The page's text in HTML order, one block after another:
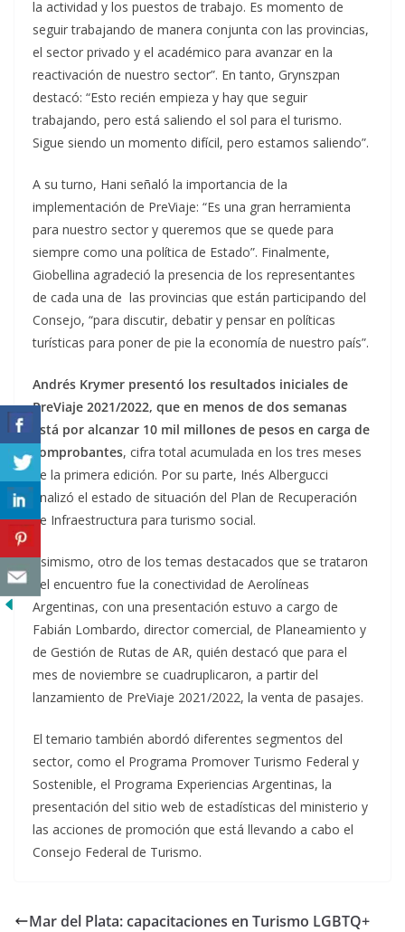
la actividad y los puestos de trabajo. Es momento de
seguir trabajando de manera conjunta con las provincias,
el sector privado y el académico para avanzar en la
reactivación de nuestro sector”. En tanto, Grynszpan
destacó: “Esto recién empieza y hay que seguir
trabajando, pero está saliendo el sol para el turismo.
Sigue siendo un momento difícil, pero estamos saliendo”.
A su turno, Hani señaló la importancia de la
implementación de PreViaje: “Es una gran herramienta
para nuestro sector y queremos que se quede para
siempre como una política de Estado”. Finalmente,
Giobellina agradeció la presencia de los representantes
de cada una de las provincias que están participando del
Consejo, “para discutir, debatir y pensar en políticas
turísticas para poner de pie la economía de nuestro país”.
Andrés Krymer presentó los resultados iniciales de
PreViaje 2021/2022, que en menos de dos semanas
está por alcanzar 10 mil millones de pesos en carga de
comprobantes, cifra total acumulada en los tres meses
de la primera edición. Por su parte, Inés Albergucci
analizó el estado de situación del Plan de Recuperación
de Infraestructura para turismo social.
Asimismo, otro de los temas destacados que se trataron
del encuentro fue la conectividad de Aerolíneas
Argentinas, con una presentación estuvo a cargo de
Fabián Lombardo, director comercial, de Planeamiento y
de Gestión de Rutas de AR, quién destacó que para el
mes de noviembre se cuadruplicaron, a partir del
lanzamiento de PreViaje 2021/2022, la venta de pasajes.
El temario también abordó diferentes segmentos del
sector, como el Programa Promover Turismo Federal y
Sostenible, el Programa Experiencias Argentinas, la
presentación del sitio web de estadísticas del ministerio y
las acciones de promoción que está llevando a cabo el
Consejo Federal de Turismo.
Mar del Plata: capacitaciones en Turismo LGBTQ+